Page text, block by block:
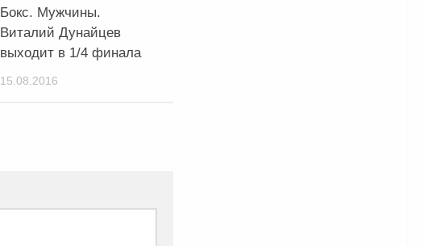
Бокс. Мужчины.
Виталий Дунайцев
выходит в 1/4 финала
15.08.2016